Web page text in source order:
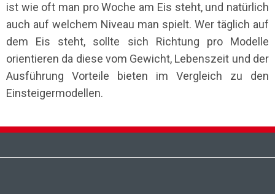
ist wie oft man pro Woche am Eis steht, und natürlich
auch auf welchem Niveau man spielt. Wer täglich auf
dem Eis steht, sollte sich Richtung pro Modelle
orientieren da diese vom Gewicht, Lebenszeit und der
Ausführung Vorteile bieten im Vergleich zu den
Einsteigermodellen.